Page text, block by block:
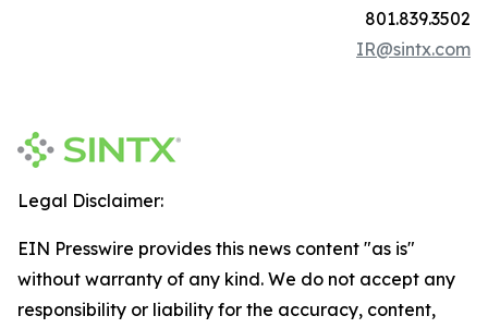
801.839.3502
IR@sintx.com
Legal Disclaimer:
EIN Presswire provides this news content "as is"
without warranty of any kind. We do not accept any
responsibility or liability for the accuracy, content,